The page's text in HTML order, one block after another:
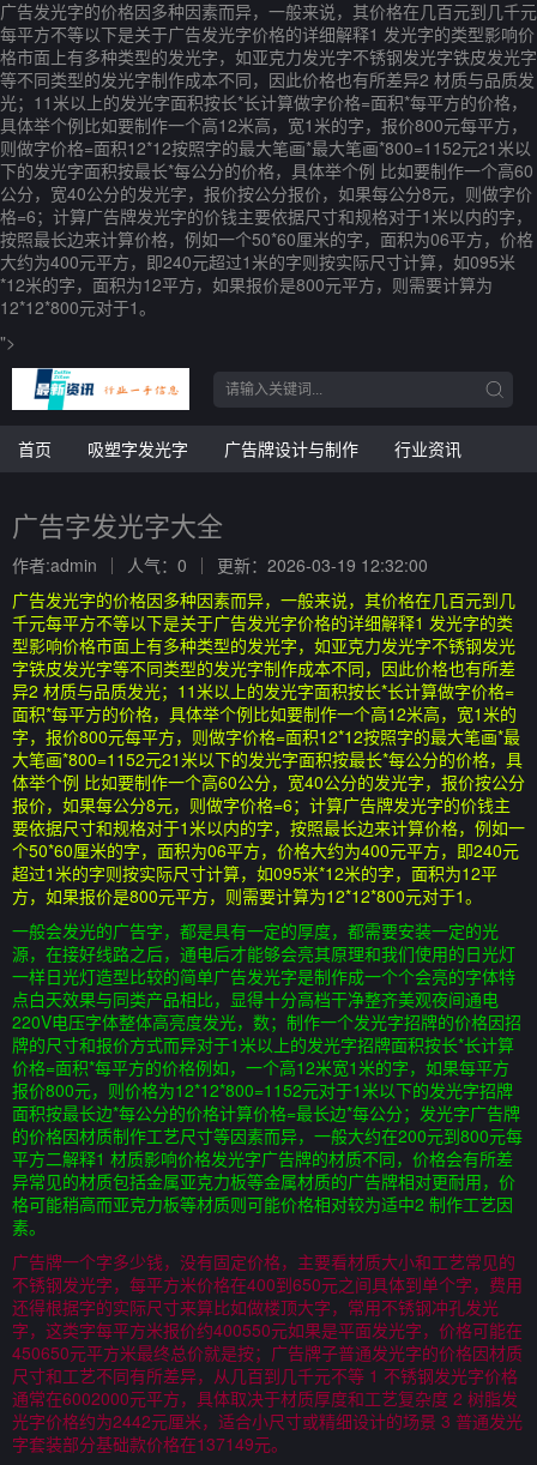
广告发光字的价格因多种因素而异，一般来说，其价格在几百元到几千元
每平方不等以下是关于广告发光字价格的详细解释1 发光字的类型影响价
格市面上有多种类型的发光字，如亚克力发光字不锈钢发光字铁皮发光字
等不同类型的发光字制作成本不同，因此价格也有所差异2 材质与品质发
光；11米以上的发光字面积按长*长计算做字价格=面积*每平方的价格，
具体举个例比如要制作一个高12米高，宽1米的字，报价800元每平方，
则做字价格=面积12*12按照字的最大笔画*最大笔画*800=1152元21米以
下的发光字面积按最长*每公分的价格，具体举个例 比如要制作一个高60
公分，宽40公分的发光字，报价按公分报价，如果每公分8元，则做字价
格=6；计算广告牌发光字的价钱主要依据尺寸和规格对于1米以内的字，
按照最长边来计算价格，例如一个50*60厘米的字，面积为06平方，价格
大约为400元平方，即240元超过1米的字则按实际尺寸计算，如095米
*12米的字，面积为12平方，如果报价是800元平方，则需要计算为
12*12*800元对于1。
">
首页 吸塑字发光字 广告牌设计与制作 行业资讯
广告字发光字大全
作者:admin 人气：0
更新：2026-03-19 12:32:00
广告发光字的价格因多种因素而异，一般来说，其价格在几百元到几
千元每平方不等以下是关于广告发光字价格的详细解释1 发光字的类
型影响价格市面上有多种类型的发光字，如亚克力发光字不锈钢发光
字铁皮发光字等不同类型的发光字制作成本不同，因此价格也有所差
异2 材质与品质发光；11米以上的发光字面积按长*长计算做字价格=
面积*每平方的价格，具体举个例比如要制作一个高12米高，宽1米的
字，报价800元每平方，则做字价格=面积12*12按照字的最大笔画*最
大笔画*800=1152元21米以下的发光字面积按最长*每公分的价格，具
体举个例 比如要制作一个高60公分，宽40公分的发光字，报价按公分
报价，如果每公分8元，则做字价格=6；计算广告牌发光字的价钱主
要依据尺寸和规格对于1米以内的字，按照最长边来计算价格，例如一
个50*60厘米的字，面积为06平方，价格大约为400元平方，即240元
超过1米的字则按实际尺寸计算，如095米*12米的字，面积为12平
方，如果报价是800元平方，则需要计算为12*12*800元对于1。
一般会发光的广告字，都是具有一定的厚度，都需要安装一定的光
源，在接好线路之后，通电后才能够会亮其原理和我们使用的日光灯
一样日光灯造型比较的简单广告发光字是制作成一个个会亮的字体特
点白天效果与同类产品相比，显得十分高档干净整齐美观夜间通电
220V电压字体整体高亮度发光，数；制作一个发光字招牌的价格因招
牌的尺寸和报价方式而异对于1米以上的发光字招牌面积按长*长计算
价格=面积*每平方的价格例如，一个高12米宽1米的字，如果每平方
报价800元，则价格为12*12*800=1152元对于1米以下的发光字招牌
面积按最长边*每公分的价格计算价格=最长边*每公分；发光字广告牌
的价格因材质制作工艺尺寸等因素而异，一般大约在200元到800元每
平方二解释1 材质影响价格发光字广告牌的材质不同，价格会有所差
异常见的材质包括金属亚克力板等金属材质的广告牌相对更耐用，价
格可能稍高而亚克力板等材质则可能价格相对较为适中2 制作工艺因
素。
广告牌一个字多少钱，没有固定价格，主要看材质大小和工艺常见的
不锈钢发光字，每平方米价格在400到650元之间具体到单个字，费用
还得根据字的实际尺寸来算比如做楼顶大字，常用不锈钢冲孔发光
字，这类字每平方米报价约400550元如果是平面发光字，价格可能在
450650元平方米最终总价就是按；广告牌子普通发光字的价格因材质
尺寸和工艺不同有所差异，从几百到几千元不等 1 不锈钢发光字价格
通常在6002000元平方，具体取决于材质厚度和工艺复杂度 2 树脂发
光字价格约为2442元厘米，适合小尺寸或精细设计的场景 3 普通发光
字套装部分基础款价格在137149元。